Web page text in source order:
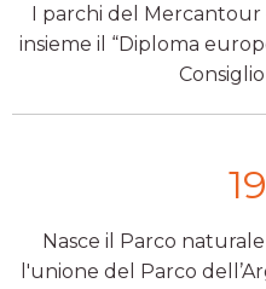
I parchi del Mercantour
insieme il “Diploma
Nasce il Parco
l'unione del Parco